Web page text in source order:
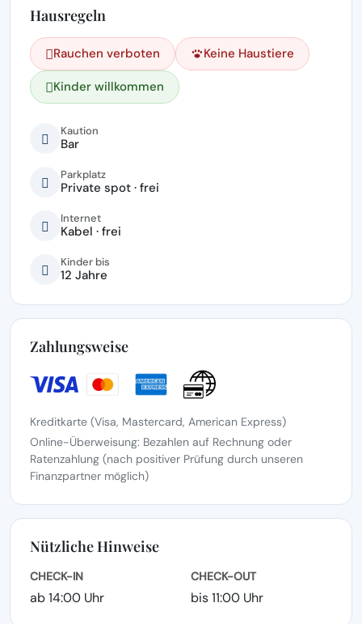
Hausregeln
Rauchen verboten Keine Haustiere
Kinder willkommen
Kaution
Bar
Parkplatz
Private spot · frei
Internet
Kabel · frei
Kinder bis
12 Jahre
Zahlungsweise
Kreditkarte (Visa, Mastercard, American Express)
Online-Überweisung: Bezahlen auf Rechnung oder
Ratenzahlung (nach positiver Prüfung durch unseren
Finanzpartner möglich)
Nützliche Hinweise
CHECK-IN
ab 14:00 Uhr
CHECK-OUT
bis 11:00 Uhr